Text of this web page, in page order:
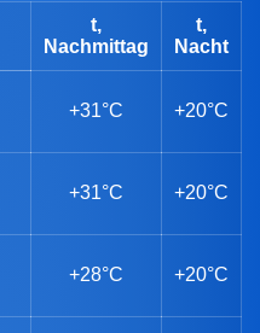
t,
Nachmittag
t,
Nacht
+31°C +20°C
+31°C +20°C
+28°C +20°C